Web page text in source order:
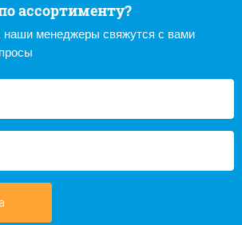
ассортименту?
наши менеджеры свяжутся с вами